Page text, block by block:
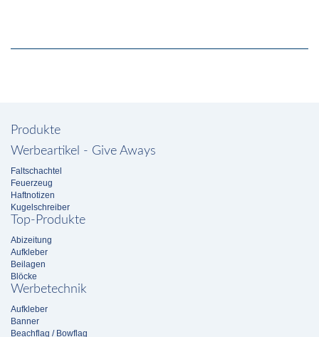
Produkte
Werbeartikel - Give Aways
Faltschachtel
Feuerzeug
Haftnotizen
Kugelschreiber
Top-Produkte
Abizeitung
Aufkleber
Beilagen
Blöcke
Werbetechnik
Aufkleber
Banner
Beachflag / Bowflag